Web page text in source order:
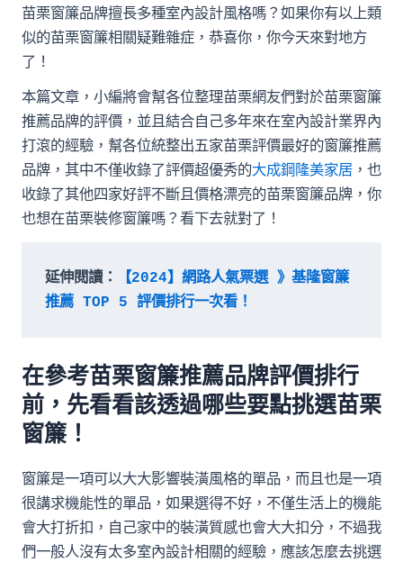
苗栗窗簾品牌擅長多種室內設計風格嗎？如果你有以上類
似的苗栗窗簾相關疑難雜症，恭喜你，你今天來對地方
了！
本篇文章，小編將會幫各位整理苗栗網友們對於苗栗窗簾
推薦品牌的評價，並且結合自己多年來在室內設計業界內
打滾的經驗，幫各位統整出五家苗栗評價最好的窗簾推薦
品牌，其中不僅收錄了評價超優秀的大成鋼隆美家居，也
收錄了其他四家好評不斷且價格漂亮的苗栗窗簾品牌，你
也想在苗栗裝修窗簾嗎？看下去就對了！
延伸閱讀：
【2024】網路人氣票選 》基隆窗簾
推薦 TOP 5 評價排行一次看！
在參考苗栗窗簾推薦品牌評價排行
前，先看看該透過哪些要點挑選苗栗
窗簾！
窗簾是一項可以大大影響裝潢風格的單品，而且也是一項
很講求機能性的單品，如果選得不好，不僅生活上的機能
會大打折扣，自己家中的裝潢質感也會大大扣分，不過我
們一般人沒有太多室內設計相關的經驗，應該怎麼去挑選